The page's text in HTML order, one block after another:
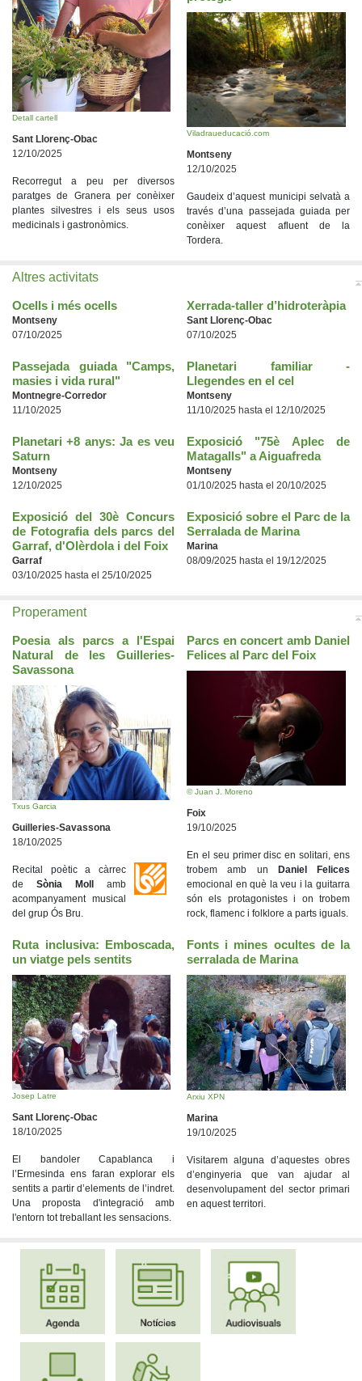
Detall cartell
Sant Llorenç-Obac
12/10/2025
Recorregut a peu per diversos
paratges de Granera per conèixer
plantes silvestres i els seus usos
medicinals i gastronòmics.
Viladraueducació.com
Montseny
12/10/2025
Gaudeix d’aquest municipi selvatà a
través d’una passejada guiada per
conèixer aquest afluent de la
Tordera.
Altres activitats
Ocells i més ocells
Montseny
07/10/2025
Xerrada-taller d’hidroteràpia
Sant Llorenç-Obac
07/10/2025
Passejada guiada "Camps,
masies i vida rural"
Montnegre-Corredor
11/10/2025
Planetari familiar -
Llegendes en el cel
Montseny
11/10/2025 hasta el 12/10/2025
Planetari +8 anys: Ja es veu
Saturn
Montseny
12/10/2025
Exposició "75è Aplec de
Matagalls" a Aiguafreda
Montseny
01/10/2025 hasta el 20/10/2025
Exposició del 30è Concurs
de Fotografia dels parcs del
Garraf, d'Olèrdola i del Foix
Garraf
03/10/2025 hasta el 25/10/2025
Exposició sobre el Parc de la
Serralada de Marina
Marina
08/09/2025 hasta el 19/12/2025
Properament
Poesia als parcs a l'Espai
Natural de les Guilleries-
Savassona
Txus Garcia
Guilleries-Savassona
18/10/2025
Recital poètic a càrrec
de Sònia Moll amb
acompanyament musical
del grup Ós Bru.
Parcs en concert amb Daniel
Felices al Parc del Foix
© Juan J. Moreno
Foix
19/10/2025
En el seu primer disc en solitari, ens
trobem amb un
Daniel Felices
emocional en què la veu i la guitarra
són els protagonistes i on trobem
rock, flamenc i folklore a parts iguals.
Ruta inclusiva: Emboscada,
un viatge pels sentits
Josep Latre
Sant Llorenç-Obac
18/10/2025
El bandoler Capablanca i
l’Ermesinda ens faran explorar els
sentits a partir d’elements de l’indret.
Una proposta d'integració amb
l'entorn tot treballant les sensacions.
Fonts i mines ocultes de la
serralada de Marina
Arxiu XPN
Marina
19/10/2025
Visitarem alguna d’aquestes obres
d’enginyeria que van ajudar al
desenvolupament del sector primari
en aquest territori.